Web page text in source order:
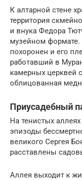
К алтарной стене
территория
и внука Федора
музейном
похоронен и его
работавший в
камерных церквей
облицованная
Приусадебный
На тенистых
эпизоды
великого Сергея
расставлены
Аллея выходит к